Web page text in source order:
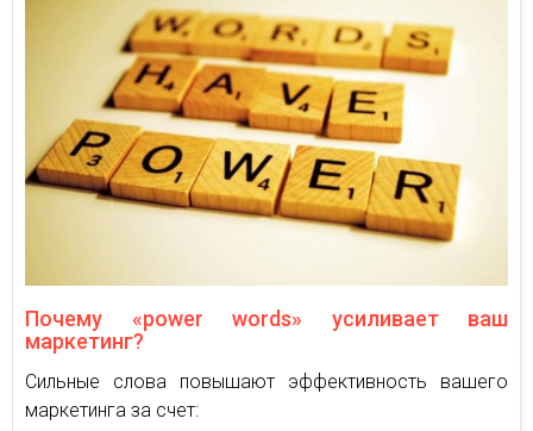
Почему «power words» усиливает ваш
маркетинг?
Сильные слова повышают эффективность вашего
маркетинга за счет: